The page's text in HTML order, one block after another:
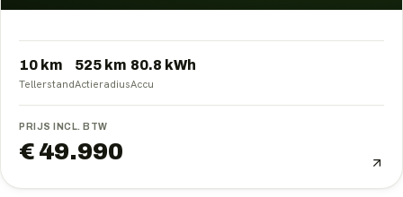
10 km
Tellerstand
525 km
Actieradius
80.8 kWh
Accu
PRIJS INCL. BTW
€ 49.990